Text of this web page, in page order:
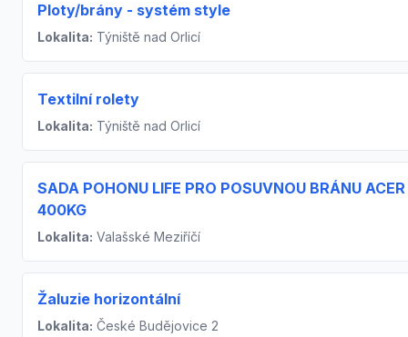
Ploty/brány - systém style
Lokalita: Týniště nad Orlicí
Textilní rolety
Lokalita: Týniště nad Orlicí
SADA POHONU LIFE PRO POSUVNOU BRÁNU
400KG
Lokalita: Valašské Meziříčí
Žaluzie horizontální
Lokalita: České Budějovice 2